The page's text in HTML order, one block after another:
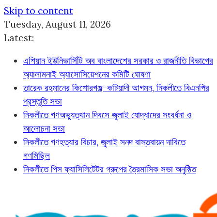
Skip to content
Tuesday, August 11, 2026
Latest:
এশিয়ান ইউনিভার্সিটি অব বাংলাদেশের সরকার ও রাজনীতি বিভাগের
অ্যালামনাই অ্যাসোসিয়েশনের কমিটি ঘোষণা
তারেক রহমানের কিশোরগঞ্জ-কটিয়াদী আগমন, নিকলীতে বিএনপির
প্রস্তুতি সভা
নিকলীতে গণঅভ্যুত্থান দিবসে জুলাই যোদ্ধাদের সংবর্ধনা ও
আলোচনা সভা
নিকলীতে গণহত্যার বিচার, জুলাই সনদ বাস্তবায়ন দাবিতে
গণমিছিল
নিকলীতে পিস ফ্যাসিলিটেটর গ্রুপের ত্রৈমাসিক সভা অনুষ্ঠিত